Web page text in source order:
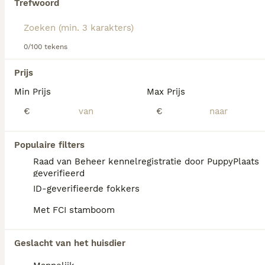
Trefwoord
0/100 tekens
Prijs
Min Prijs
€
Max Prijs
€
Populaire filters
Raad van Beheer kennelregistratie door PuppyPlaats
geverifieerd
ID-geverifieerde fokkers
Met FCI stamboom
Geslacht van het huisdier
We hebben 0 Chinese Naakthond Pups te
Als je toekomstige resultaten wil zien voor deze
exacte zoekopdracht, sla dan je zoekopdracht op en
vind jouw perfecte hond:
Zoekopdracht bewaren
FAQ's
Zijn Chinese naakthonden
geschikte gezinshonden?
Chinese Cresteds zijn vrolijke, sociale